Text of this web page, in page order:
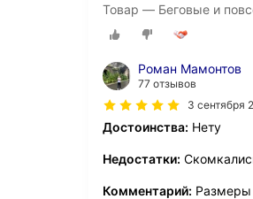
Товар — Беговые и
Роман Мамонтов
77 отзывов
3 сентября
Достоинства: Нету
Недостатки:
Комментарий: Размеры